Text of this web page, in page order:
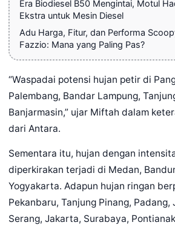
Era Biodiesel B50 Mengintai, Motul
Ekstra untuk Mesin Diesel
Adu Harga, Fitur, dan Performa
Fazzio: Mana yang Paling Pas?
“Waspadai potensi hujan petir di
Palembang, Bandar Lampung,
Banjarmasin,” ujar Miftah dalam
dari Antara.
Sementara itu, hujan dengan
diperkirakan terjadi di Medan,
Yogyakarta. Adapun hujan ringan
Pekanbaru, Tanjung Pinang, Padang,
Serang, Jakarta, Surabaya,